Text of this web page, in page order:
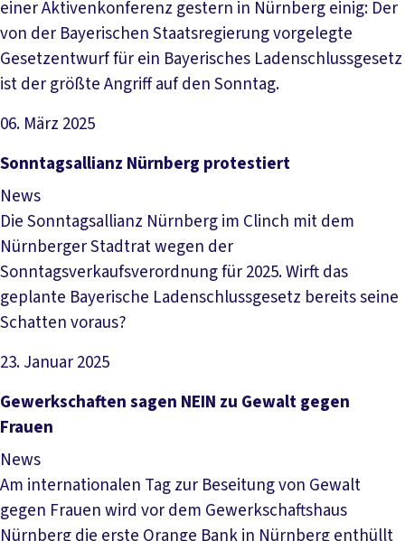
einer Aktivenkonferenz gestern in Nürnberg einig: Der
von der Bayerischen Staatsregierung vorgelegte
Gesetzentwurf für ein Bayerisches Ladenschlussgesetz
ist der größte Angriff auf den Sonntag.
06. März 2025
Artikel lesen
Sonntagsallianz Nürnberg protestiert
News
Die Sonntagsallianz Nürnberg im Clinch mit dem
Nürnberger Stadtrat wegen der
Sonntagsverkaufsverordnung für 2025. Wirft das
geplante Bayerische Ladenschlussgesetz bereits seine
Schatten voraus?
23. Januar 2025
Artikel lesen
Gewerkschaften sagen NEIN zu Gewalt gegen
Frauen
News
Am internationalen Tag zur Beseitung von Gewalt
gegen Frauen wird vor dem Gewerkschaftshaus
Nürnberg die erste Orange Bank in Nürnberg enthüllt